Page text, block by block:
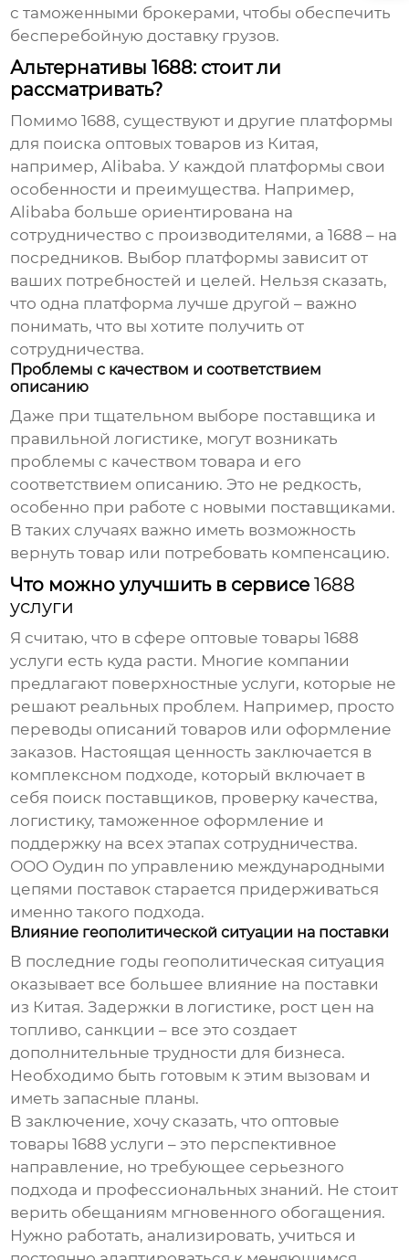
с таможенными брокерами, чтобы обеспечить
бесперебойную доставку грузов.
Альтернативы 1688: стоит ли
рассматривать?
Помимо1688, существуют и другие платформы
для поиска оптовых товаров из Китая,
например, Alibaba. У каждой платформы свои
особенности и преимущества. Например,
Alibaba больше ориентирована на
сотрудничество с производителями, а1688 – на
посредников. Выбор платформы зависит от
ваших потребностей и целей. Нельзя сказать,
что одна платформа лучше другой – важно
понимать, что вы хотите получить от
сотрудничества.
Проблемы с качеством и соответствием
описанию
Даже при тщательном выборе поставщика и
правильной логистике, могут возникать
проблемы с качеством товара и его
соответствием описанию. Это не редкость,
особенно при работе с новыми поставщиками.
В таких случаях важно иметь возможность
вернуть товар или потребовать компенсацию.
Что можно улучшить в сервисе1688
услуги
Я считаю, что в сфере оптовые товары 1688
услуги есть куда расти. Многие компании
предлагают поверхностные услуги, которые не
решают реальных проблем. Например, просто
переводы описаний товаров или оформление
заказов. Настоящая ценность заключается в
комплексном подходе, который включает в
себя поиск поставщиков, проверку качества,
логистику, таможенное оформление и
поддержку на всех этапах сотрудничества.
ООО Оудин по управлению международными
цепями поставок старается придерживаться
именно такого подхода.
Влияние геополитической ситуации на поставки
В последние годы геополитическая ситуация
оказывает все большее влияние на поставки
из Китая. Задержки в логистике, рост цен на
топливо, санкции – все это создает
дополнительные трудности для бизнеса.
Необходимо быть готовым к этим вызовам и
иметь запасные планы.
В заключение, хочу сказать, что оптовые
товары 1688 услуги – это перспективное
направление, но требующее серьезного
подхода и профессиональных знаний. Не стоит
верить обещаниям мгновенного обогащения.
Нужно работать, анализировать, учиться и